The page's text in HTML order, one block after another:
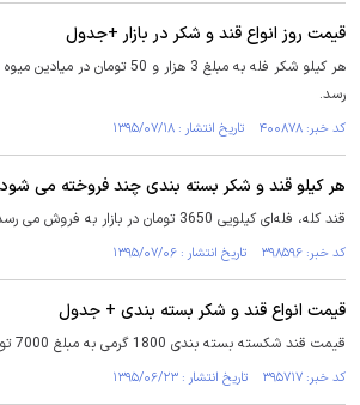
قیمت روز انواع قند و شکر در بازار +جدول
هر کیلو شکر فله به مبلغ 3 هزار و 50
رسد.
کد خبر: ۴۰۰۸۷۸ تاریخ انتشار : ۱۳۹۵/۰۷/۱۸
هر کیلو قند و شکر بسته بندی چند فروخته می
قند کله، فله‌ای کیلویی 3650 تومان در بازار به فروش می رسد.
کد خبر: ۳۹۸۵۹۶ تاریخ انتشار : ۱۳۹۵/۰۷/۰۶
قیمت انواع قند و شکر بسته بندی + جدول
قیمت قند شکسته بسته بندی 1800 گرمی به مبلغ 7000 تومان به فروش می رسد.
کد خبر: ۳۹۵۷۱۷ تاریخ انتشار : ۱۳۹۵/۰۶/۲۳